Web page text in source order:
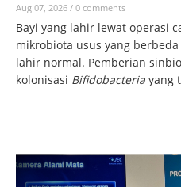
Aug 07, 2026 / 0 comments
Bayi yang lahir lewat operasi
mikrobiota usus yang
lahir normal. Pemberian
kolonisasi Bifidobacteria yang